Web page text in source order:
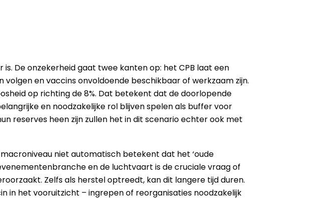
De onzekerheid gaat twee kanten op: het CPB laat een
en vaccins onvoldoende beschikbaar of werkzaam zijn.
op richting de 8%. Dat betekent dat de doorlopende
en noodzakelijke rol blijven spelen als buffer voor
reserves heen zijn zullen het in dit scenario echter ook met
niet automatisch betekent dat het ‘oude
en de luchtvaart is de cruciale vraag of
Zelfs als herstel optreedt, kan dit langere tijd duren.
in het vooruitzicht – ingrepen of reorganisaties noodzakelijk